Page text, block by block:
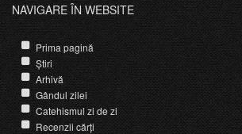
NAVIGARE ÎN WEBSITE
Prima pagină
Știri
Arhivă
Gândul zilei
Catehismul zi de zi
Recenzii cărți